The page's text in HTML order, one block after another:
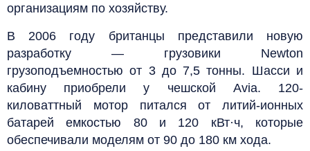
организациям по хозяйству.
В 2006 году британцы представили новую
разработку — грузовики Newton
грузоподъемностью от 3 до 7,5 тонны. Шасси и
кабину приобрели у чешской Avia. 120-
киловаттный мотор питался от литий-ионных
батарей емкостью 80 и 120 кВт·ч, которые
обеспечивали моделям от 90 до 180 км хода.